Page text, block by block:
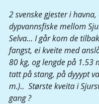
2 svenske gjester i
dypvannsfiske mellom
Selva... I går kom de
fangst, ei kveite med
80 kg, og lengde på 1.53
tatt på stang, på dyyypt
m.)..  Største kveita i
gang ?